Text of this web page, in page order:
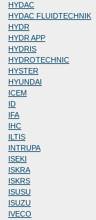
HYDAC
HYDAC FLUIDTECHNIK
HYDR
HYDR APP
HYDRIS
HYDROTECHNIC
HYSTER
HYUNDAI
ICEM
ID
IFA
IHC
ILTIS
INTRUPA
ISEKI
ISKRA
ISKRS
ISUSU
ISUZU
IVECO